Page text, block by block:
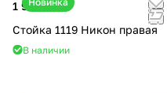
1 950 ₽
Стойка 1119 Никон правая
В наличии